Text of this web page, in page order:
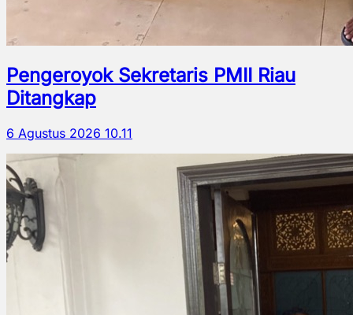
Pengeroyok Sekretaris PMII Riau
Ditangkap
6 Agustus 2026 10.11